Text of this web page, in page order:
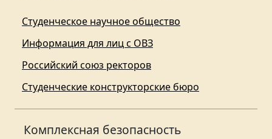
Студенческое научное общество
Информация для лиц с ОВЗ
Российский союз ректоров
Студенческие конструкторские бюро
Комплексная безопасность